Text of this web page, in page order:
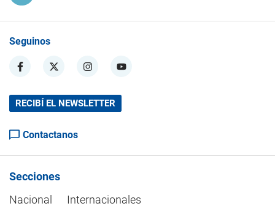
Seguinos
RECIBÍ EL NEWSLETTER
Contactanos
Secciones
Nacional
Internacionales